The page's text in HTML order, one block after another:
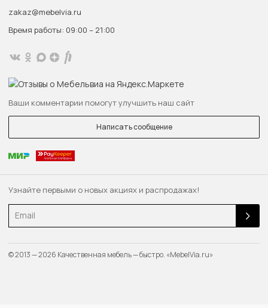
Узнайте первыми о новых акциях и распродажах!
Email
zakaz@mebelvia.ru
Время работы: 09:00 – 21:00
Ваши комментарии помогут улучшить наш сайт
Написать сообщение
© 2013 — 2026 Качественная мебель — быстро. «MebelVia.ru»